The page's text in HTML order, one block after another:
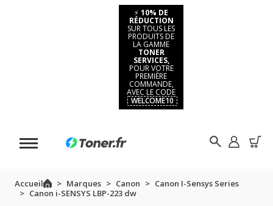
⚡ 10% DE
RÉDUCTION
SUR TOUS LES
PRODUITS DE
LA GAMME
TONER
SERVICES,
POUR VOTRE
PREMIÈRE
COMMANDE,
AVEC LE CODE
WELCOME10
Accueil Marques Canon
Canon I-Sensys Series
Canon i-SENSYS LBP-223 dw